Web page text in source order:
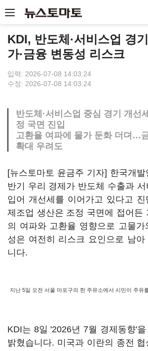
KDI, 반도체·서비스업 경
가·금융 변동성 리스크
입력: 2026-07-08 14:03:24
수정: 2026-07-08 14:03:24
반도체·서비스업 중심 경기 개
정 국면 진입
고환율 여파에 물가 둔화 더뎌…
확대 우려도
[뉴스토마토 윤금주 기자] 한국개
반기 우리 경제가 반도체 수출과
입어 개선세를 이어가고 있다고
제조업 생산은 조정 국면에 접어든
의 여파와 고환율 영향으로 고물가
성은 여전히 리스크 요인으로 남아
니다.
지난 5일 오전 서울 마포구의 한 주유소에서 시민이 주유
KDI는 8일 '2026년 7월 경제동향'을
밝혔습니다. 미국과 이란의 종전